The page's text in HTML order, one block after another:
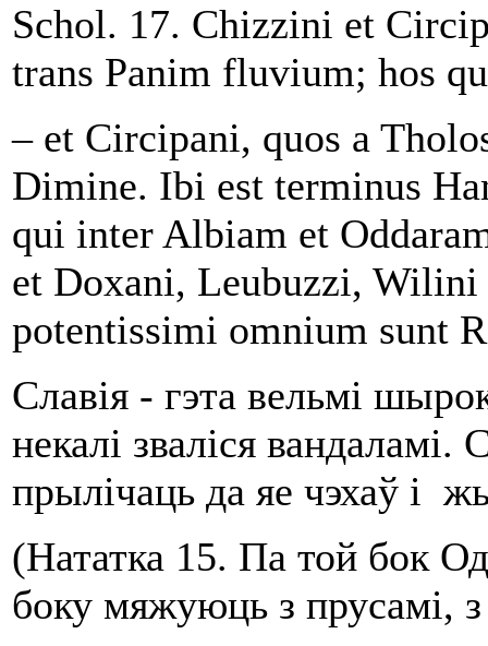
Schol. 17. Chizzini et
trans Panim fluvium; hos
– et Circipani, quos a
Dimine. Ibi est terminus
qui inter Albiam et
et Doxani, Leubuzzi,
potentissimi omnium sunt
Славія - гэта вельмі
некалі зваліся
прылічаць да яе чэхаў і
(Нататка 15. Па той бок
боку мяжуюць з прусамі, з